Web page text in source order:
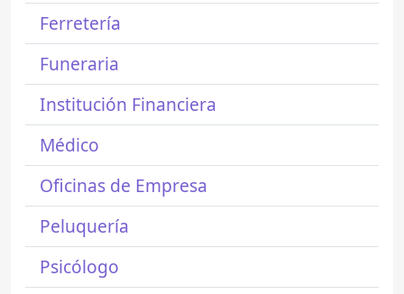
Ferretería
Funeraria
Institución Financiera
Médico
Oficinas de Empresa
Peluquería
Psicólogo